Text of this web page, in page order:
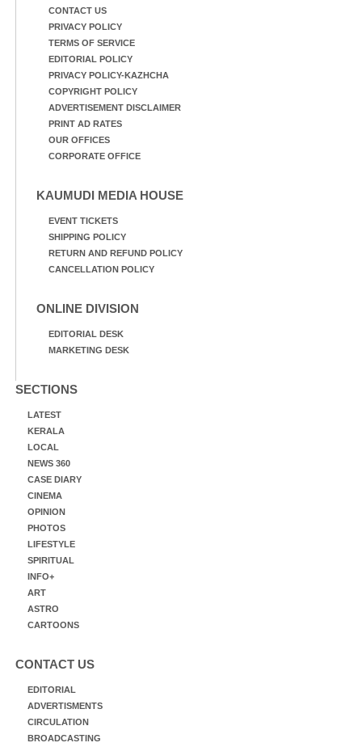
CONTACT US
PRIVACY POLICY
TERMS OF SERVICE
EDITORIAL POLICY
PRIVACY POLICY-KAZHCHA
COPYRIGHT POLICY
ADVERTISEMENT DISCLAIMER
PRINT AD RATES
OUR OFFICES
CORPORATE OFFICE
KAUMUDI MEDIA HOUSE
EVENT TICKETS
SHIPPING POLICY
RETURN AND REFUND POLICY
CANCELLATION POLICY
ONLINE DIVISION
EDITORIAL DESK
MARKETING DESK
SECTIONS
LATEST
KERALA
LOCAL
NEWS 360
CASE DIARY
CINEMA
OPINION
PHOTOS
LIFESTYLE
SPIRITUAL
INFO+
ART
ASTRO
CARTOONS
CONTACT US
EDITORIAL
ADVERTISMENTS
CIRCULATION
BROADCASTING